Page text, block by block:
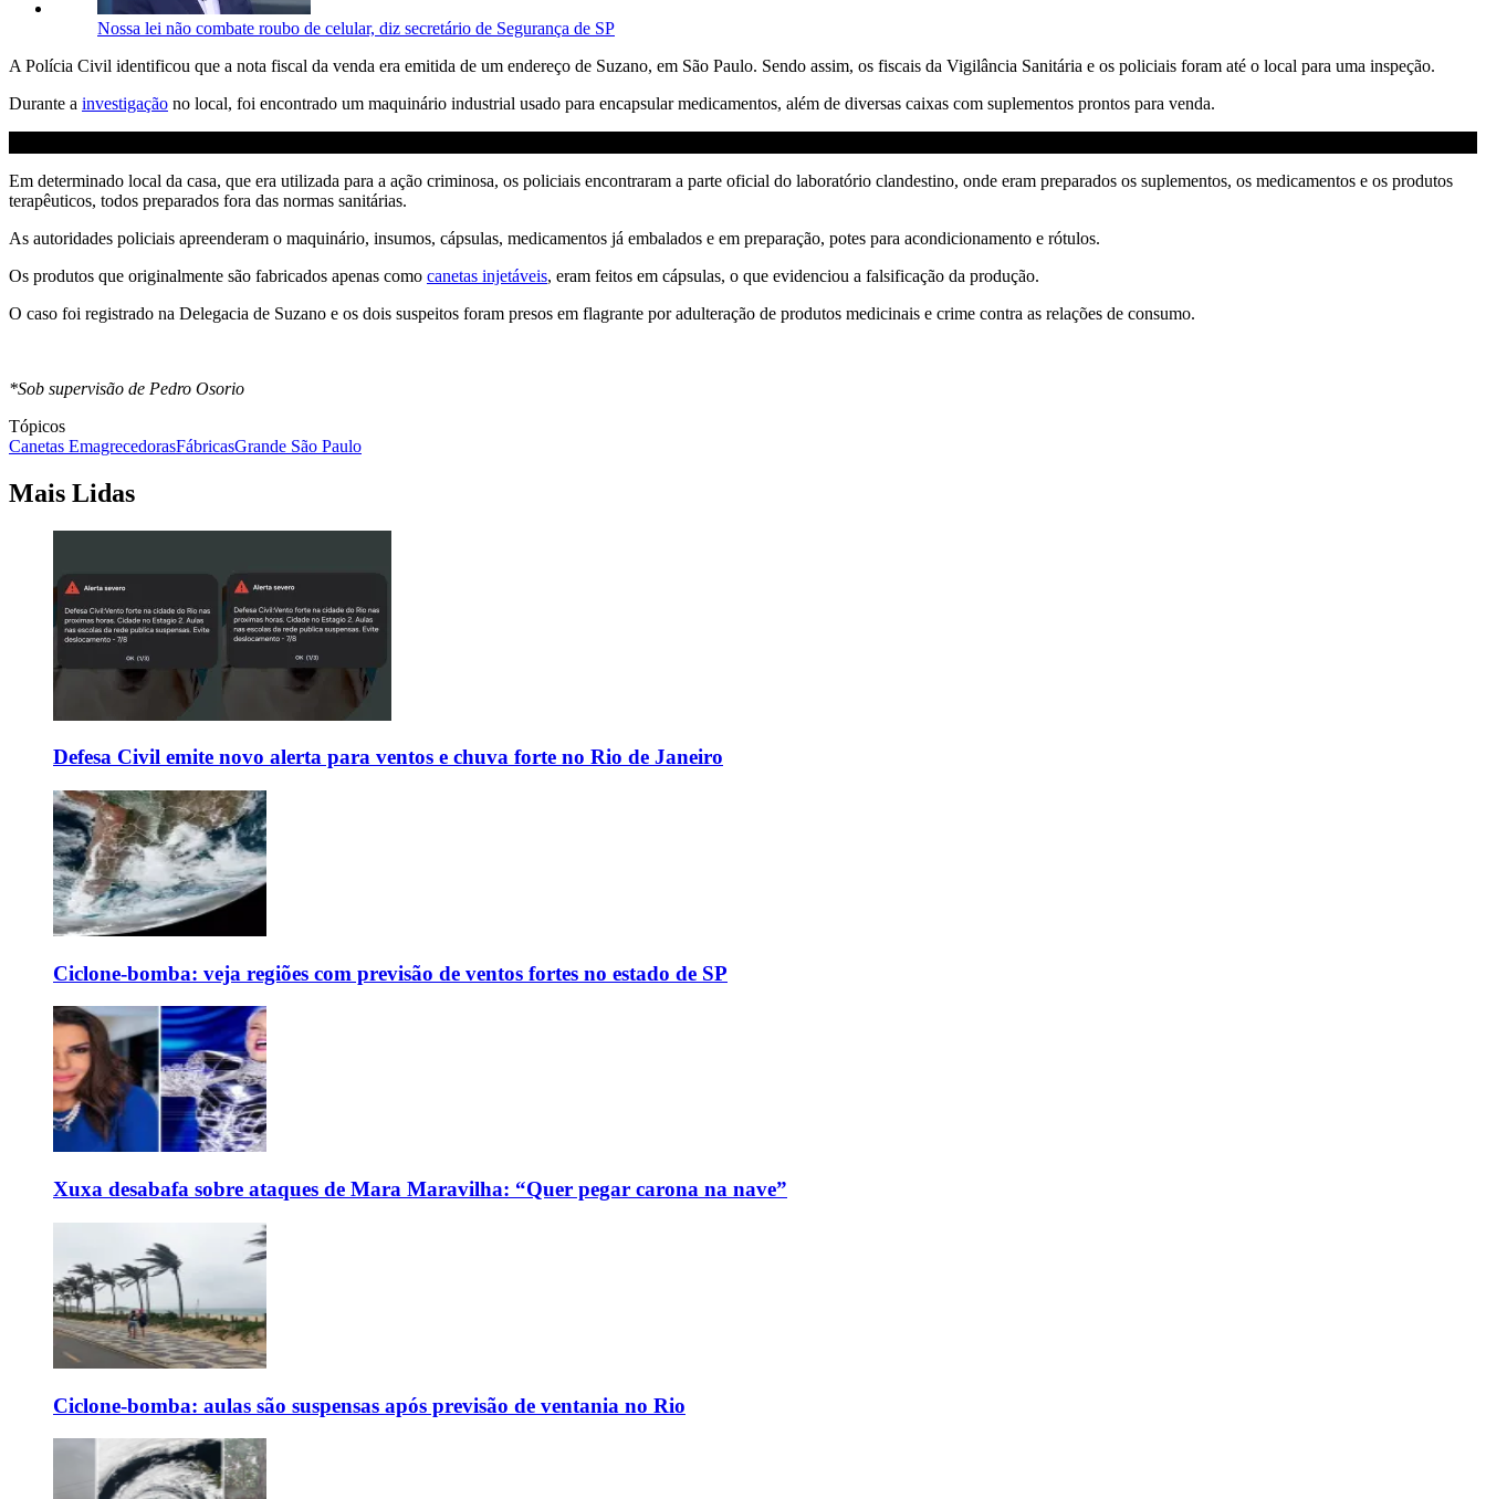
Nossa lei não combate roubo de celular, diz secretário de Segurança de SP
A Polícia Civil identificou que a nota fiscal da venda era emitida de um endereço de Suzano, em São Paulo. Sendo assim, os fiscais da Vigilância Sanitária e os policiais foram até o local para uma inspeção.
Durante a investigação no local, foi encontrado um maquinário industrial usado para encapsular medicamentos, além de diversas caixas com suplementos prontos para venda.
Em determinado local da casa, que era utilizada para a ação criminosa, os policiais encontraram a parte oficial do laboratório clandestino, onde eram preparados os suplementos, os medicamentos e os produtos
terapêuticos, todos preparados fora das normas sanitárias.
As autoridades policiais apreenderam o maquinário, insumos, cápsulas, medicamentos já embalados e em preparação, potes para acondicionamento e rótulos.
Os produtos que originalmente são fabricados apenas como canetas injetáveis, eram feitos em cápsulas, o que evidenciou a falsificação da produção.
O caso foi registrado na Delegacia de Suzano e os dois suspeitos foram presos em flagrante por adulteração de produtos medicinais e crime contra as relações de consumo.
*Sob supervisão de Pedro Osorio
Tópicos
Canetas EmagrecedorasFábricasGrande São Paulo
Mais Lidas
Defesa Civil emite novo alerta para ventos e chuva forte no Rio de Janeiro
Ciclone-bomba: veja regiões com previsão de ventos fortes no estado de SP
Xuxa desabafa sobre ataques de Mara Maravilha: “Quer pegar carona na nave”
Ciclone-bomba: aulas são suspensas após previsão de ventania no Rio